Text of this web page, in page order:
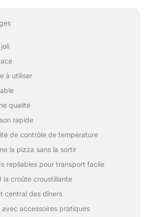
à utiliser
qualité
rapide
de contrôle de température
la pizza sans la sortir
repliables pour transport facile
la croûte croustillante
central des dîners
avec accessoires pratiques